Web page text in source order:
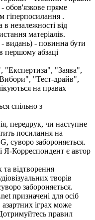
- обов'язкове пряме
гіперпосилання .
незалежності від
матеріалів.
- видань) - повинна бути
першому абзаці
"Заява",
"Тест-драйв",
на правах
спільно з
передрук, чи наступне
посилання на
суворо забороняється.
Я-Корреспондент є автор
відтворення
творів
забороняється.
призначені для осіб
іграх може
правил